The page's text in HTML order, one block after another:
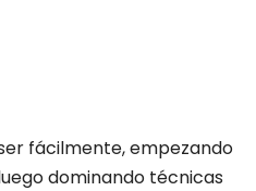
fácilmente, empezando
dominando técnicas